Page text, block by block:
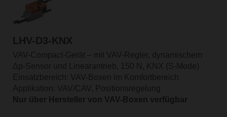
LHV-D3-KNX
VAV-Compact-Gerät – mit VAV-Regler, dynamischem
Δp-Sensor und Linearantrieb, 150 N, KNX (S-Mode)
Einsatzbereich: VAV-Boxen im Komfortbereich
Applikation: VAV/CAV, Positionsregelung
Nur über Hersteller von VAV-Boxen verfügbar